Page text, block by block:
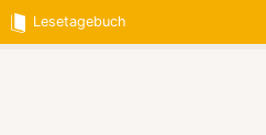
Lesetagebuch